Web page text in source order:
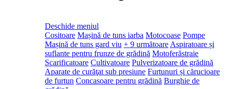
Deschide meniul
Cositoare Mașină de tuns iarba Motocoase Pompe
Mașină de tuns gard viu + 9 următoare Aspiratoare și
suflante pentru frunze de grădină Motoferăstraie
Scarificatoare Cultivatoare Pulverizatoare de grădină
Aparate de curăţat sub presiune Furtunuri și cărucioare
de furtun Concasoare pentru grădină Burghie de